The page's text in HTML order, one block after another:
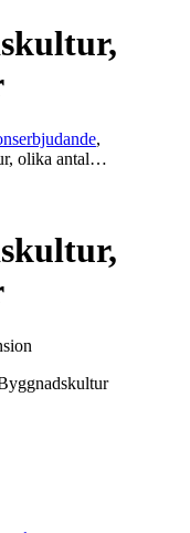
,
olika antal…